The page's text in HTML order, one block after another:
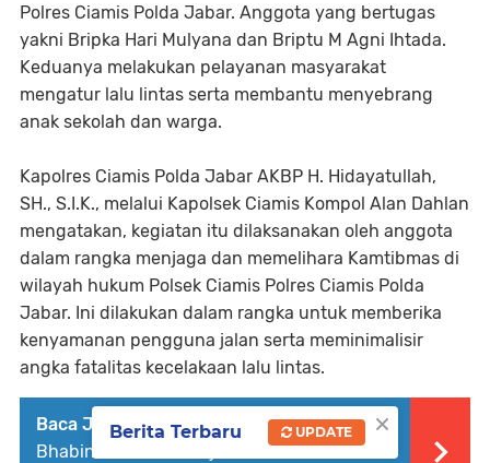
Polres Ciamis Polda Jabar. Anggota yang bertugas
yakni Bripka Hari Mulyana dan Briptu M Agni Ihtada.
Keduanya melakukan pelayanan masyarakat
mengatur lalu lintas serta membantu menyebrang
anak sekolah dan warga.
Kapolres Ciamis Polda Jabar AKBP H. Hidayatullah,
SH., S.I.K., melalui Kapolsek Ciamis Kompol Alan Dahlan
mengatakan, kegiatan itu dilaksanakan oleh anggota
dalam rangka menjaga dan memelihara Kamtibmas di
wilayah hukum Polsek Ciamis Polres Ciamis Polda
Jabar. Ini dilakukan dalam rangka untuk memberika
kenyamanan pengguna jalan serta meminimalisir
angka fatalitas kecelakaan lalu lintas.
Baca Juga : Sambang Pasar,
Bhabinkamtibmas Rejasari Dekatkan Diri
×
Berita Terbaru UPDATE